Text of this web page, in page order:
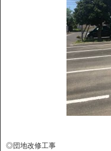
◎団地改修工事